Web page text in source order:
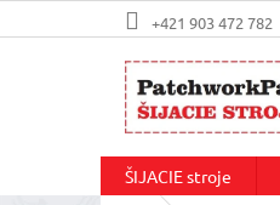
na
+421 903 472 782
ŠIJACIE stroje